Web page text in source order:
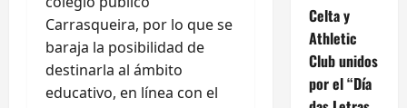
Carrasqueira, por lo que se
baraja la posibilidad de
destinarla al ámbito
educativo, en línea con el
Celta y
Athletic
Club unidos
por el “Día